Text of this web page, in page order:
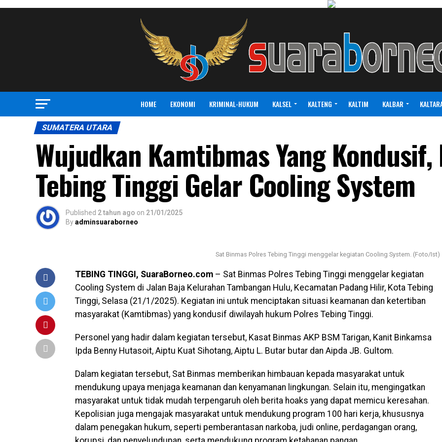
HOME EKONOMI KRIMINAL-HUKUM KALSEL KALTENG KALTIM KALBAR
SUMATERA UTARA
Wujudkan Kamtibmas Yang
Tebing Tinggi Gelar Cooling System
Published 2 tahun ago on 21/01/2025
Byadminsuaraborneo
Sat Binmas Polres Tebing Tinggi menggelar kegiatan Cooling System. (Foto/Ist)
TEBING TINGGI, SuaraBorneo.com – Sat Binmas Polres Tebing Tinggi menggelar kegiatan
Cooling System di Jalan Baja Kelurahan Tambangan Hulu, Kecamatan Padang Hilir, Kota Tebing
Tinggi, Selasa (21/1/2025). Kegiatan ini untuk menciptakan situasi keamanan dan ketertiban
masyarakat (Kamtibmas) yang kondusif diwilayah hukum Polres Tebing Tinggi.
Personel yang hadir dalam kegiatan tersebut, Kasat Binmas AKP BSM Tarigan, Kanit Binkamsa
Ipda Benny Hutasoit, Aiptu Kuat Sihotang, Aiptu L. Butar butar dan Aipda JB. Gultom.
Dalam kegiatan tersebut, Sat Binmas memberikan himbauan kepada masyarakat untuk
mendukung upaya menjaga keamanan dan kenyamanan lingkungan. Selain itu, mengingatkan
masyarakat untuk tidak mudah terpengaruh oleh berita hoaks yang dapat memicu keresahan.
Kepolisian juga mengajak masyarakat untuk mendukung program 100 hari kerja, khususnya
dalam penegakan hukum, seperti pemberantasan narkoba, judi online, perdagangan orang,